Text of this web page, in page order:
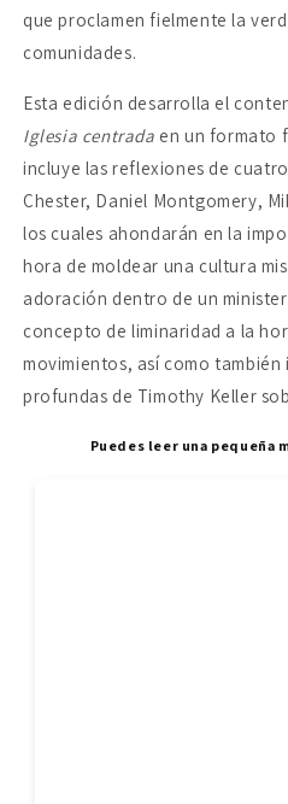
que proclamen fielmente la
comunidades.
Esta edición desarrolla el
Iglesia centrada en un formato
incluye las reflexiones de
Chester, Daniel Montgomery,
los cuales ahondarán en la
hora de moldear una cultura
adoración dentro de un
concepto de liminaridad a la
movimientos, así como también
profundas de Timothy Keller
Puedes leer una pequeña